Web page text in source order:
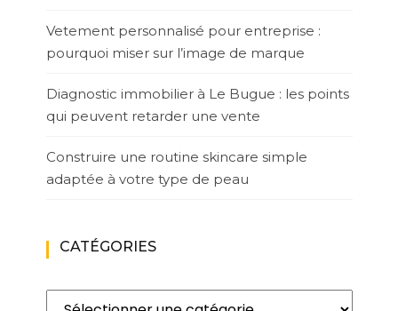
Vetement personnalisé pour entreprise :
pourquoi miser sur l’image de marque
Diagnostic immobilier à Le Bugue : les points
qui peuvent retarder une vente
Construire une routine skincare simple
adaptée à votre type de peau
CATÉGORIES
Catégories